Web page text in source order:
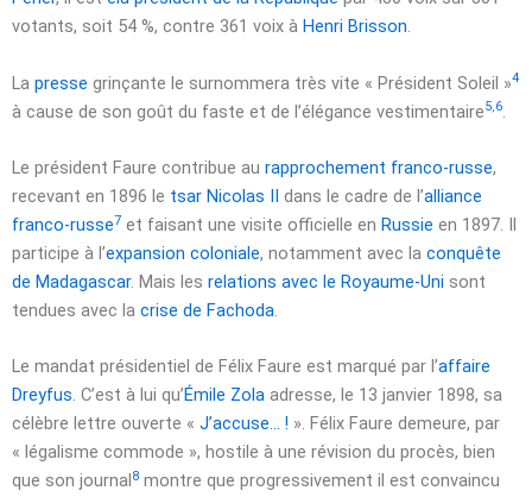
votants, soit 54 %, contre 361 voix à Henri Brisson.
La presse grinçante le surnommera très vite « Président Soleil »4
à cause de son goût du faste et de l’élégance vestimentaire5,6.
Le président Faure contribue au rapprochement franco-russe,
recevant en 1896 le tsar Nicolas II dans le cadre de l’alliance
franco-russe7 et faisant une visite officielle en Russie en 1897. Il
participe à l’expansion coloniale, notamment avec la conquête
de Madagascar. Mais les relations avec le Royaume-Uni sont
tendues avec la crise de Fachoda.
Le mandat présidentiel de Félix Faure est marqué par l’affaire
Dreyfus. C’est à lui qu’Émile Zola adresse, le 13 janvier 1898, sa
célèbre lettre ouverte « J’accuse… ! ». Félix Faure demeure, par
« légalisme commode », hostile à une révision du procès, bien
que son journal 8 montre que progressivement il est convaincu